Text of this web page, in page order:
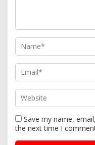
Save my name,
the next time I